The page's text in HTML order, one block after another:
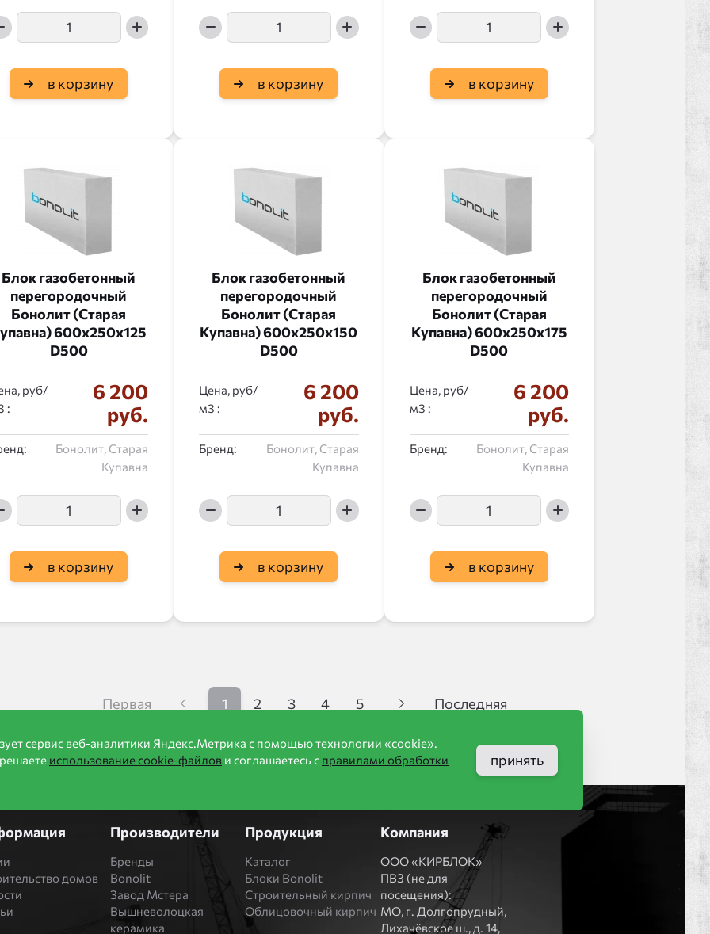
в корзину в корзину в корзину
Блок газобетонный
перегородочный
Бонолит (Старая
600x250x125
D500
руб/
:
6 200
руб.
Бонолит, Старая
Купавна
в корзину
Блок газобетонный
перегородочный
Бонолит (Старая
Купавна) 600x250x150
D500
Цена, руб/
:
6 200
руб.
Бренд:
Бонолит, Старая
Купавна
в корзину
Блок газобетонный
перегородочный
Бонолит (Старая
Купавна) 600x250x175
D500
Цена, руб/
:
6 200
руб.
Бренд:
Бонолит, Старая
Купавна
в корзину
Первая 1 2 3 4 5 Последняя
домов
Производители
Бренды
Bonolit
Завод Мстера
Вышневолоцкая
керамика
Продукция
Каталог
Блоки Bonolit
Строительный кирпич
Облицовочный кирпич
Компания
ООО «КИРБЛОК»
ПВЗ (не для
посещения):
МO, г. Долгопрудный,
Лихачёвское ш., д. 14,
сервис веб-аналитики Яндекс.Метрика с помощью технологии «cookie».
использование cookie-файлов и соглашаетесь с правилами обработки принять